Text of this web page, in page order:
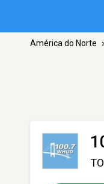
América do Norte